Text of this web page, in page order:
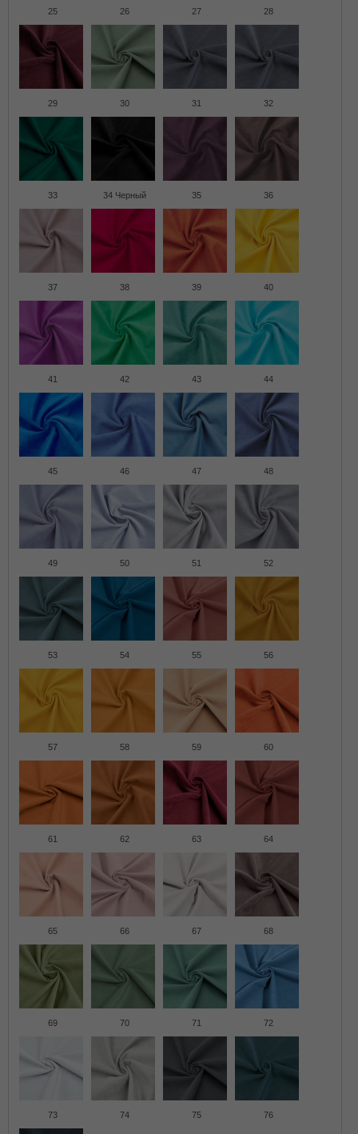
25 26 27 28
29 30 31 32
33 34 Черный 35 36
37 38 39 40
41 42 43 44
45 46 47 48
49 50 51 52
53 54 55 56
57 58 59 60
61 62 63 64
65 66 67 68
69 70 71 72
73 74 75 76